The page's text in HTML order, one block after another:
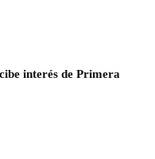
interés de Primera